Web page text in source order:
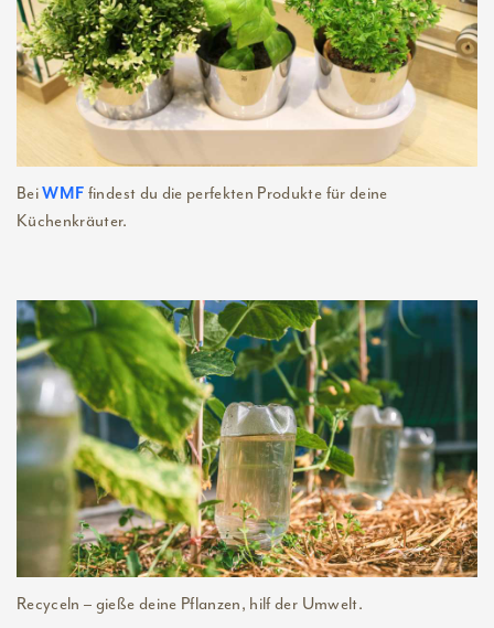
BeiWMF findest du die perfekten Produkte für deine
Küchenkräuter.
Recyceln – gieße deine Pflanzen, hilf der Umwelt.